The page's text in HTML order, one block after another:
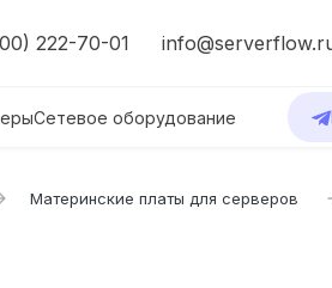
222-70-01
Сетевое оборудование
Материнские платы для серверов